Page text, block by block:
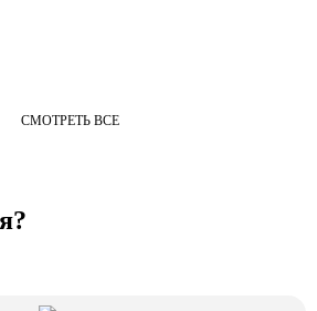
СМОТРЕТЬ ВСЕ